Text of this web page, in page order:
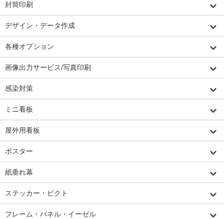
封筒印刷
デザイン・データ作成
各種オプション
画像出力サービス/写真印刷
感染対策
ミニ看板
屋外用看板
ポスター
紙垂れ幕
ステッカー・ピクト
フレーム・パネル・イーゼル